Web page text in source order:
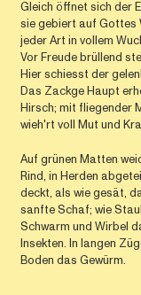
Gleich öffnet sich der
sie gebiert auf Gottes
jeder Art in vollem
Vor Freude brüllend
Hier schiesst der
Das Zackge Haupt
Hirsch; mit fliegender
wieh'rt voll Mut und
Auf grünen Matten
Rind, in Herden
deckt, als wie gesät,
sanfte Schaf; wie
Schwarm und Wirbel
Insekten. In langen
Boden das Gewürm.